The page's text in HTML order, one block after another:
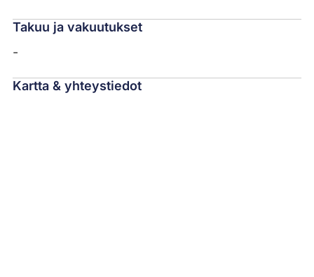
Takuu ja vakuutukset
-
Kartta & yhteystiedot